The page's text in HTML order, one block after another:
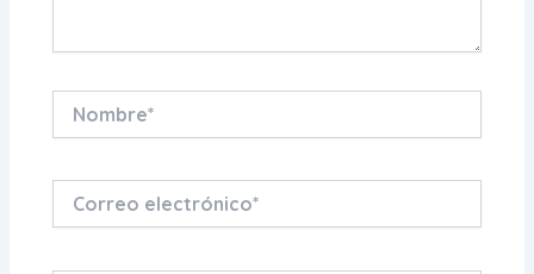
electrónico*